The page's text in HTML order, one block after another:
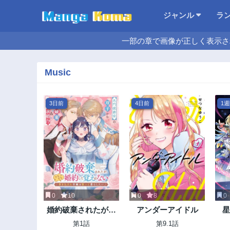
ジャンル ラ
一部の章で画像が正しく表示
Music
3日前
0 10
婚約破棄されたが、
そもそも婚約した覚
第1話
4日前
0 8
アンダーアイドル
第9.1話
1
0